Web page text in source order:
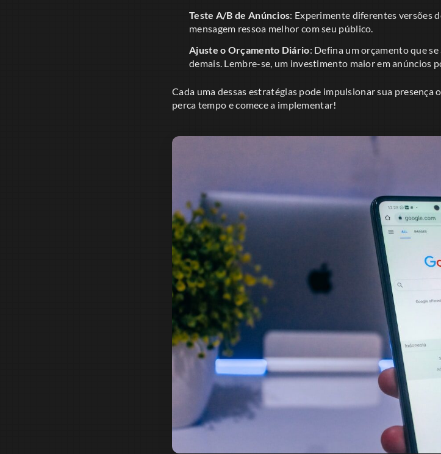
Teste A/B de Anúncios: Experimente diferentes versões
mensagem ressoa melhor com seu público.
Ajuste o Orçamento Diário: Defina um orçamento que
demais. Lembre-se, um investimento maior em anúncios
Cada uma dessas estratégias pode impulsionar sua
perca tempo e comece a implementar!